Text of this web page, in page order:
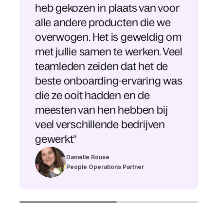
heb gekozen in plaats van voor
alle andere producten die we
overwogen. Het is geweldig om
met jullie samen te werken. Veel
teamleden zeiden dat het de
beste onboarding-ervaring was
die ze ooit hadden en de
meesten van hen hebben bij
veel verschillende bedrijven
gewerkt”
Danielle Rouse
People Operations Partner